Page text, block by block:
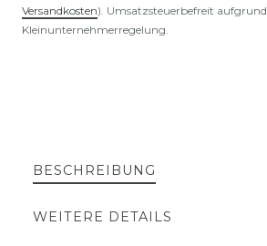
Versandkosten). Umsatzsteuerbefreit aufgrund
Kleinunternehmerregelung.
BESCHREIBUNG
WEITERE DETAILS